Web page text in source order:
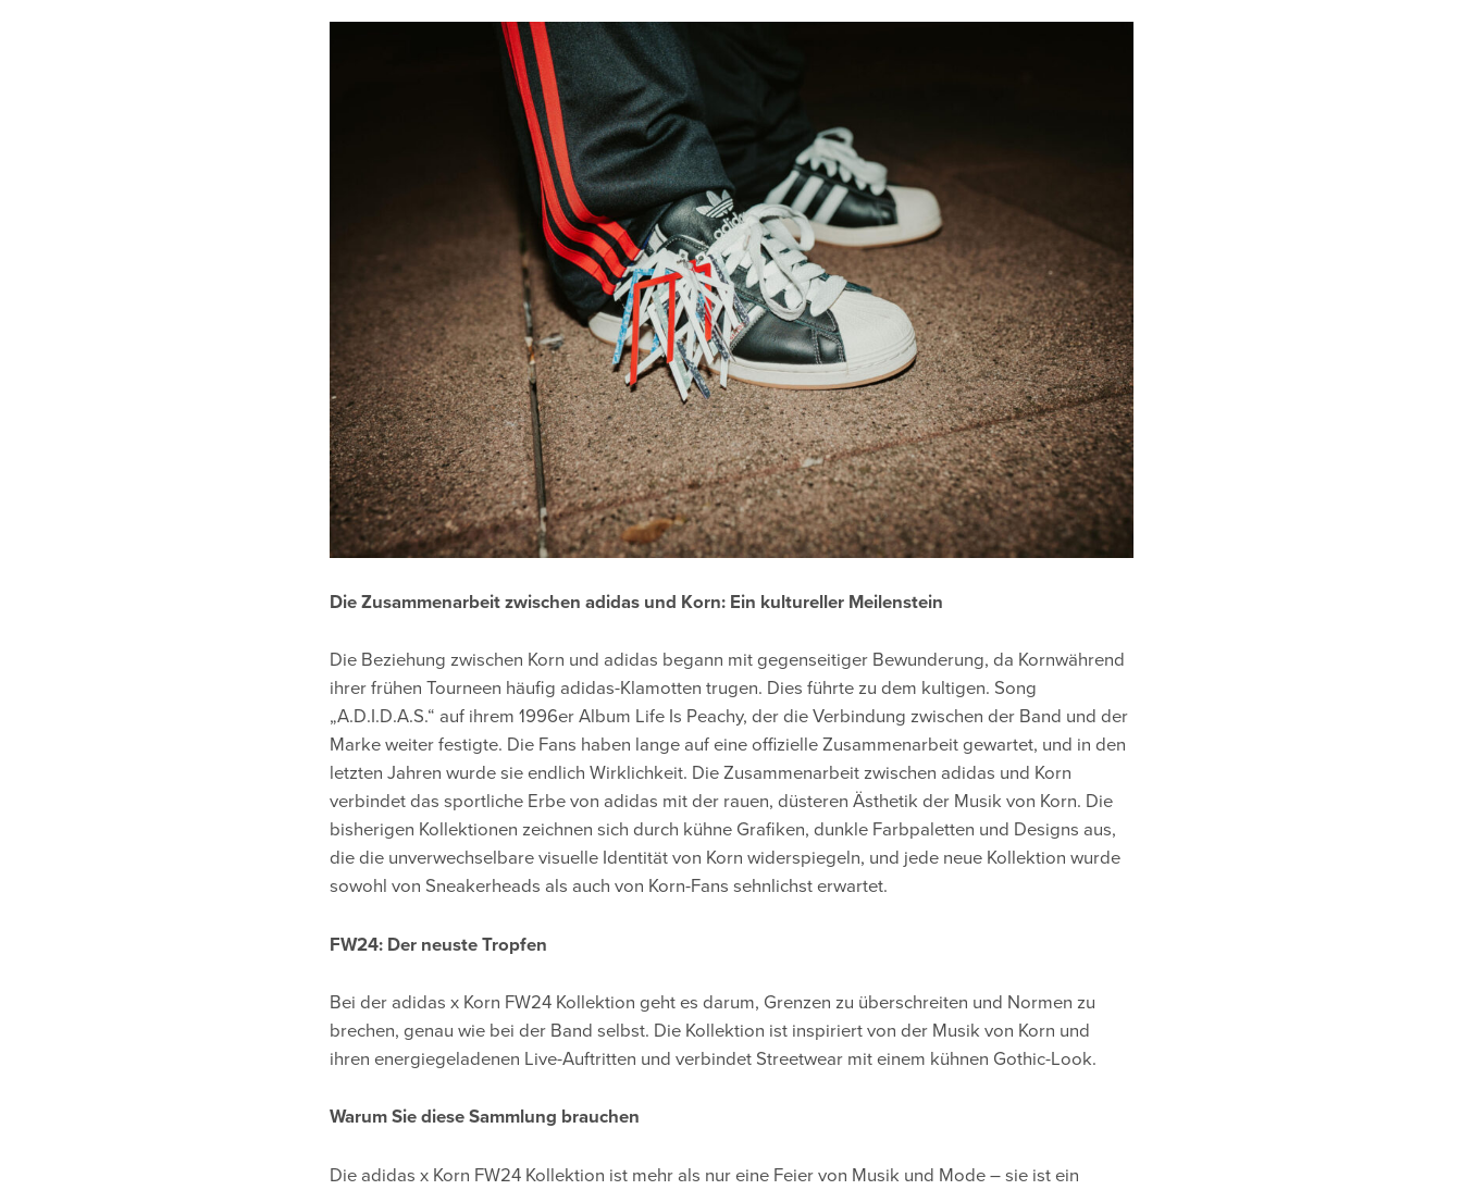
Die Zusammenarbeit zwischen adidas und Korn: Ein kultureller Meilenstein
Die Beziehung zwischen Korn und adidas begann mit gegenseitiger Bewunderung, da Kornwährend
ihrer frühen Tourneen häufig adidas-Klamotten trugen. Dies führte zu dem kultigen. Song
„A.D.I.D.A.S.“ auf ihrem 1996er Album Life Is Peachy, der die Verbindung zwischen der Band und der
Marke weiter festigte. Die Fans haben lange auf eine offizielle Zusammenarbeit gewartet, und in den
letzten Jahren wurde sie endlich Wirklichkeit. Die Zusammenarbeit zwischen adidas und Korn
verbindet das sportliche Erbe von adidas mit der rauen, düsteren Ästhetik der Musik von Korn. Die
bisherigen Kollektionen zeichnen sich durch kühne Grafiken, dunkle Farbpaletten und Designs aus,
die die unverwechselbare visuelle Identität von Korn widerspiegeln, und jede neue Kollektion wurde
sowohl von Sneakerheads als auch von Korn-Fans sehnlichst erwartet.
FW24: Der neuste Tropfen
Bei der adidas x Korn FW24 Kollektion geht es darum, Grenzen zu überschreiten und Normen zu
brechen, genau wie bei der Band selbst. Die Kollektion ist inspiriert von der Musik von Korn und
ihren energiegeladenen Live-Auftritten und verbindet Streetwear mit einem kühnen Gothic-Look.
Warum Sie diese Sammlung brauchen
Die adidas x Korn FW24 Kollektion ist mehr als nur eine Feier von Musik und Mode – sie ist ein